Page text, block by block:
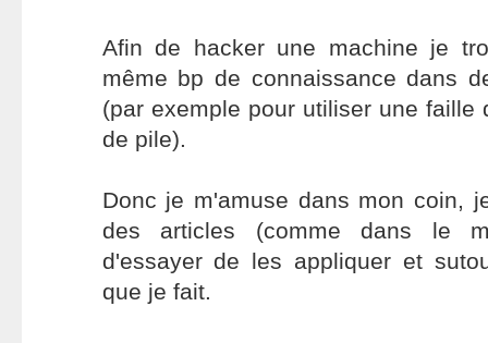
Afin de hacker une machine je
même bp de connaissance dans
(par exemple pour utiliser une faille
de pile).
Donc je m'amuse dans mon coin,
des articles (comme dans le
d'essayer de les appliquer et
que je fait.